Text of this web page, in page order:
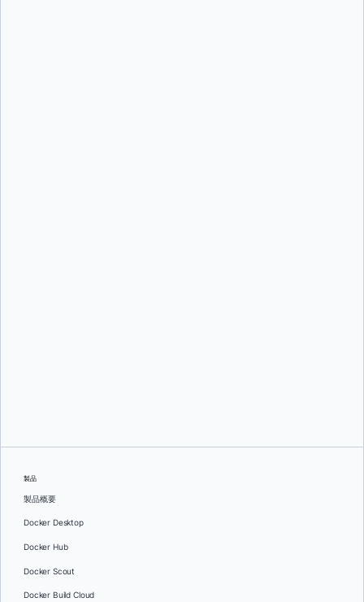
製品
製品概要
Docker Desktop
Docker Hub
Docker Scout
Docker Build Cloud